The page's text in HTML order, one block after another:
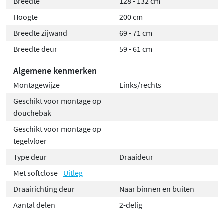
Hoogte
200 cm
Breedte zijwand
69 - 71 cm
Breedte deur
59 - 61 cm
Algemene kenmerken
Montagewijze
Links/rechts
Geschikt voor montage op
douchebak
Geschikt voor montage op
tegelvloer
Type deur
Draaideur
Met softclose Uitleg
Draairichting deur
Naar binnen en buiten
Aantal delen
2-delig